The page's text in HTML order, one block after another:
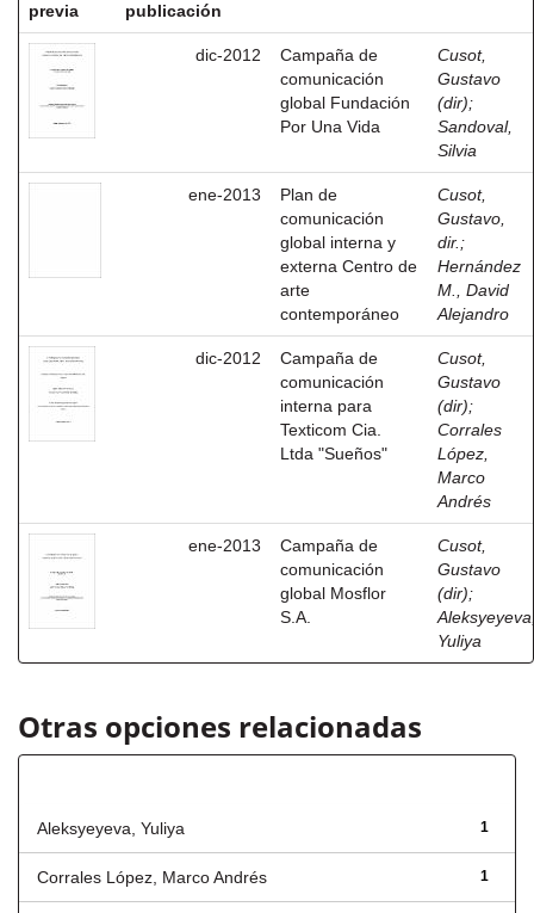
previa
publicación
dic-2012
Campaña de
comunicación
global Fundación
Por Una Vida
Cusot,
Gustavo
(dir);
Sandoval,
Silvia
ene-2013
Plan de
comunicación
global interna y
externa Centro de
arte
contemporáneo
Cusot,
Gustavo,
dir. ;
Hernández
M., David
Alejandro
dic-2012
Campaña de
comunicación
interna para
Texticom Cia.
Ltda "Sueños"
Cusot,
Gustavo
(dir);
Corrales
López,
Marco
Andrés
ene-2013
Campaña de
comunicación
global Mosflor
S.A.
Cusot,
Gustavo
(dir);
Yuliya
Otras opciones relacionadas
1
Aleksyeyeva, Yuliya
1
Corrales López, Marco Andrés